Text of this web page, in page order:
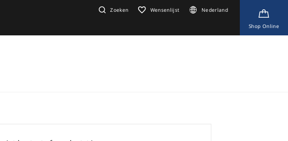
Zoeken Wensenlijst Nederland
Shop Online